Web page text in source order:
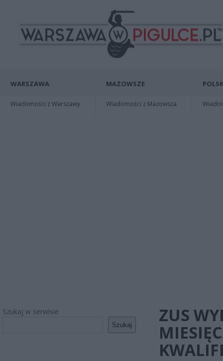
WARSZAWA
Wiadomości z Warszawy
MAZOWSZE
Wiadomości z Mazowsza
Szukaj w serwisie
Szukaj
ZUS